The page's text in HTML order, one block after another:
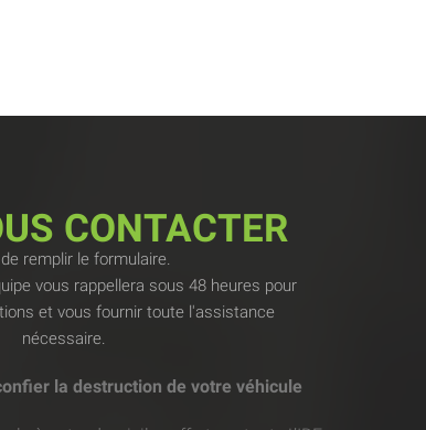
CONTACTER
remplir le formulaire.
vous rappellera sous 48 heures pour
et vous fournir toute l'assistance
nécessaire.
la destruction de votre véhicule